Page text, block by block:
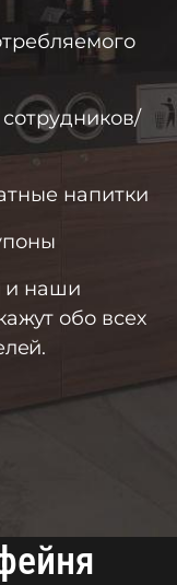
напитки
и наши
обо всех